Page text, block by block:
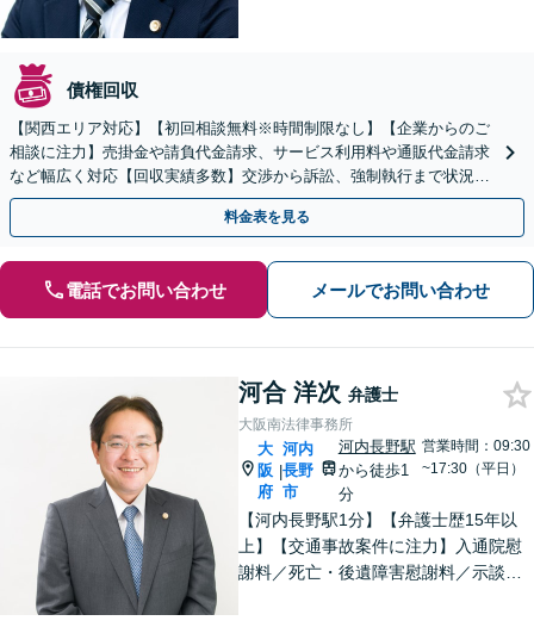
債権回収
【関西エリア対応】【初回相談無料※時間制限なし】【企業からのご
相談に注力】売掛金や請負代金請求、サービス利用料や通販代金請求
など幅広く対応【回収実績多数】交渉から訴訟、強制執行まで状況に
応じて的確に対応します
料金表を見る
電話でお問い合わせ メールでお問い合わせ
河合 洋次 弁護士
大阪南法律事務所
大
阪
府
|
河内
長野
市
河内長野駅
から徒歩1
分
営業時間：09:30
~17:30（平日）
【河内長野駅1分】【弁護士歴15年以
上】【交通事故案件に注力】入通院慰
謝料／死亡・後遺障害慰謝料／示談な